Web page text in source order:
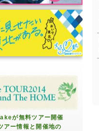
が無料ツアー開催
アー情報と開催地の